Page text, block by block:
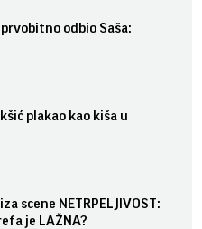
odbio Saša:
plakao kao kiša u
scene NETRPELJIVOST:
je LAŽNA?